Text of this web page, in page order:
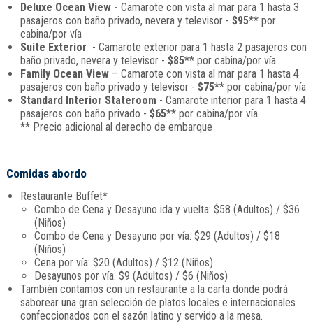
Deluxe Ocean View - Camarote con vista al mar para 1 hasta 3
pasajeros con baño privado, nevera y televisor - $95** por
cabina/por vía
Suite Exterior - Camarote exterior para 1 hasta 2 pasajeros con
baño privado, nevera y televisor - $85** por cabina/por vía
Family Ocean View– Camarote con vista al mar para 1 hasta 4
pasajeros con baño privado y televisor - $75** por cabina/por vía
Standard Interior Stateroom- Camarote interior para 1 hasta 4
pasajeros con baño privado - $65** por cabina/por vía
** Precio adicional al derecho de embarque
Comidas abordo
Restaurante Buffet*
Combo de Cena y Desayuno ida y vuelta: $58 (Adultos) / $36
(Niños)
Combo de Cena y Desayuno por vía: $29 (Adultos) / $18
(Niños)
Cena por vía: $20 (Adultos) / $12 (Niños)
Desayunos por vía: $9 (Adultos) / $6 (Niños)
También contamos con un restaurante a la carta donde podrá
saborear una gran selección de platos locales e internacionales
confeccionados con el sazón latino y servido a la mesa.